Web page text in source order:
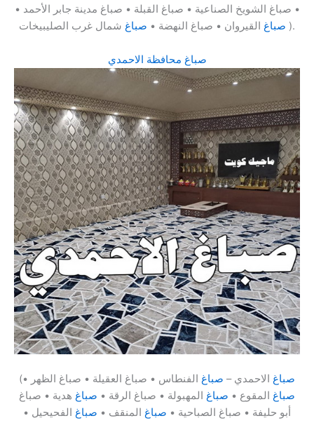
• صباغ الشويخ الصناعية • صباغ القبلة • صباغ مدينة جابر الأحمد •
صباغ القيروان • صباغ النهضة • صباغ شمال غرب الصليبيخات ).
صباغ محافظة الاحمدي
( صباغ الاحمدي – صباغ الفنطاس • صباغ العقيلة • صباغ الظهر •
صباغ المقوع • صباغ المهبولة • صباغ الرقة • صباغ هدية • صباغ
أبو حليفة • صباغ الصباحية • صباغ المنقف • صباغ الفحيحيل •